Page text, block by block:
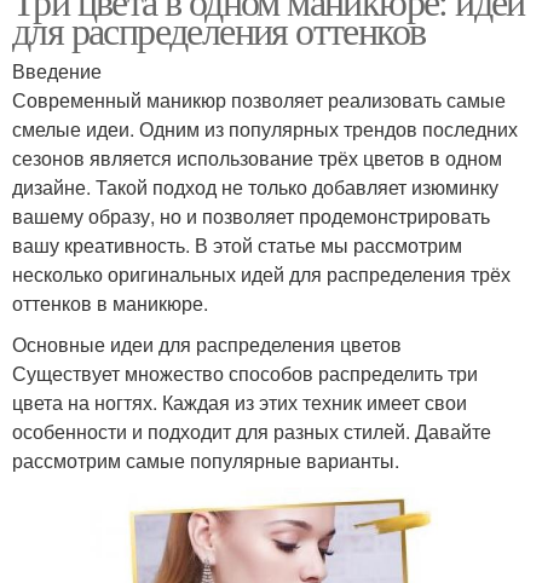
для распределения оттенков
Введение
Современный маникюр позволяет реализовать самые
смелые идеи. Одним из популярных трендов последних
сезонов является использование трёх цветов в одном
дизайне. Такой подход не только добавляет изюминку
вашему образу, но и позволяет продемонстрировать
вашу креативность. В этой статье мы рассмотрим
несколько оригинальных идей для распределения трёх
оттенков в маникюре.
Основные идеи для распределения цветов
Существует множество способов распределить три
цвета на ногтях. Каждая из этих техник имеет свои
особенности и подходит для разных стилей. Давайте
рассмотрим самые популярные варианты.